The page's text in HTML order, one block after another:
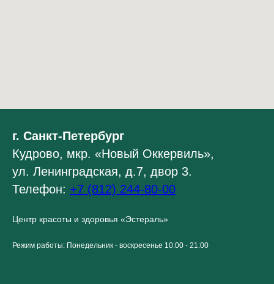
г. Санкт-Петербург
Кудрово, мкр. «Новый Оккервиль»,
ул. Ленинградская, д.7, двор 3.
Телефон: +7 (812) 244-80-00
Центр красоты и здоровья «Эстераль»
Режим работы: Понедельник - воскресенье 10:00 - 21:00